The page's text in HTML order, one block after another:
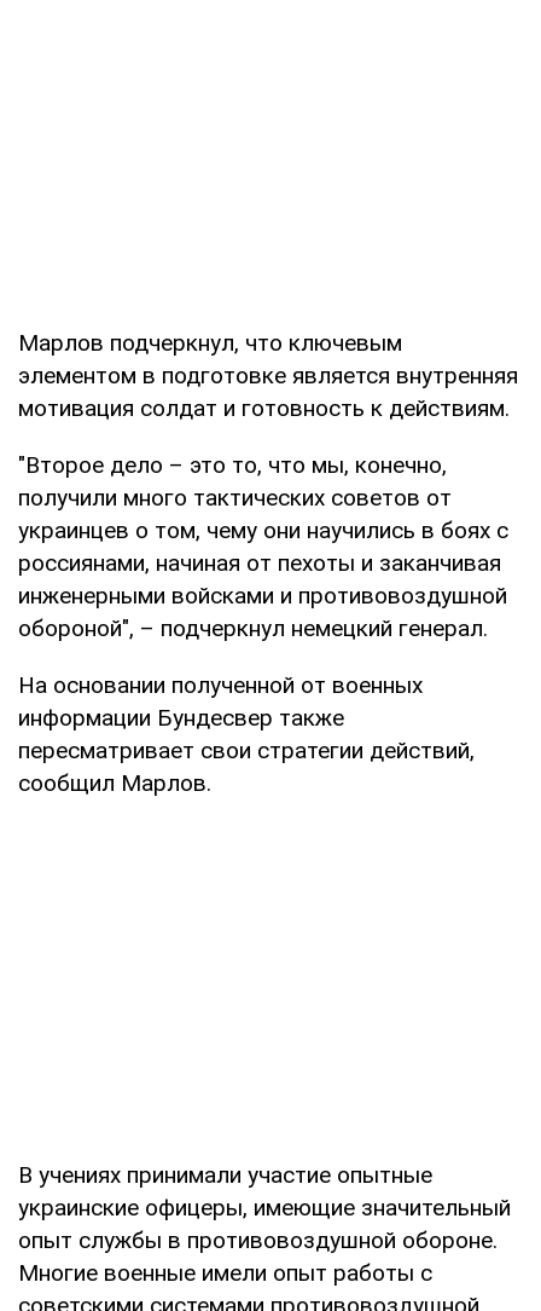
Марлов подчеркнул, что ключевым
элементом в подготовке является внутренняя
мотивация солдат и готовность к действиям.
"Второе дело – это то, что мы, конечно,
получили много тактических советов от
украинцев о том, чему они научились в боях с
россиянами, начиная от пехоты и заканчивая
инженерными войсками и противовоздушной
обороной", – подчеркнул немецкий генерал.
На основании полученной от военных
информации Бундесвер также
пересматривает свои стратегии действий,
сообщил Марлов.
В учениях принимали участие опытные
украинские офицеры, имеющие значительный
опыт службы в противовоздушной обороне.
Многие военные имели опыт работы с
советскими системами противовоздушной